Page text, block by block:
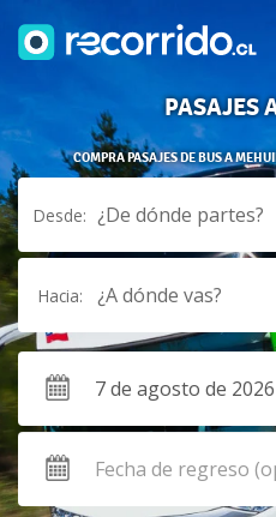
PASAJES
COMPRA PASAJES DE BUS A
Desde: ¿De dónde partes?
Hacia: ¿A dónde vas?